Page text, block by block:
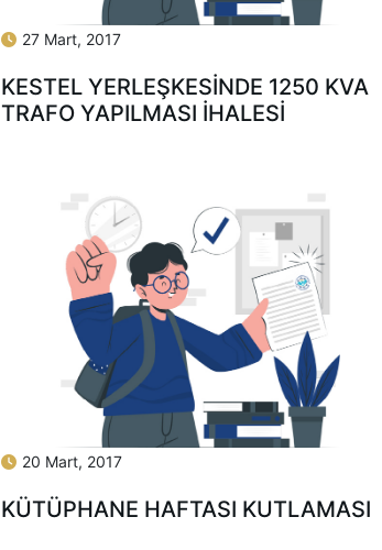
27 Mart, 2017
KESTEL YERLEŞKESİNDE 1250 KVA
TRAFO YAPILMASI İHALESİ
20 Mart, 2017
KÜTÜPHANE HAFTASI KUTLAMASI